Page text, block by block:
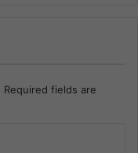
Required fields are